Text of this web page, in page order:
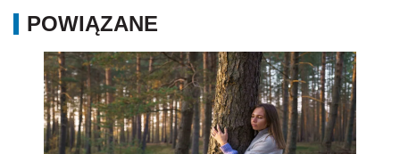
POWIĄZANE